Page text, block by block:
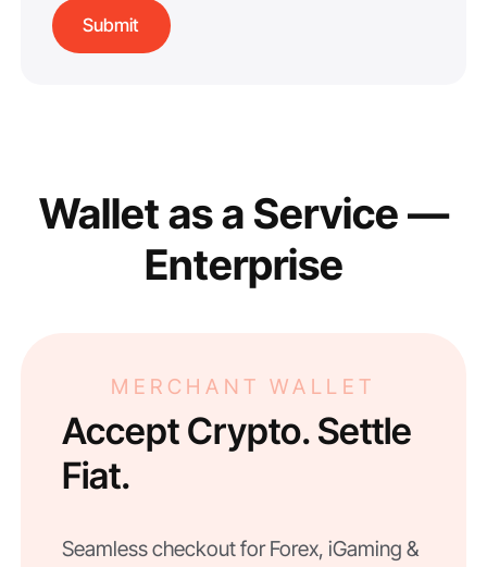
Wallet as a Service —
Enterprise
MERCHANT WALLET
Accept Crypto. Settle
Fiat.
Seamless checkout for Forex, iGaming &